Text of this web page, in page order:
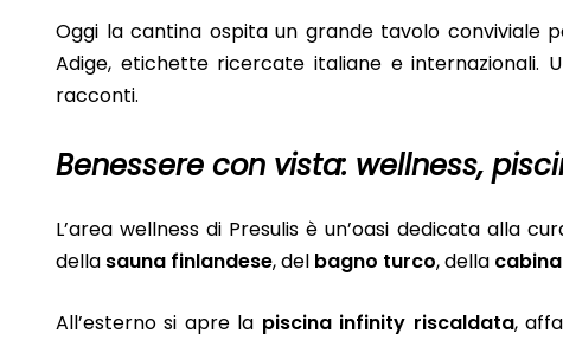
Oggi la cantina ospita un grande tavolo conviviale
Adige, etichette ricercate italiane e internazionali.
racconti.
Benessere con vista: wellness,
L’area wellness di Presulis è un’oasi dedicata alla
della sauna finlandese, del bagno turco, della
All’esterno si apre la piscina infinity riscaldata,